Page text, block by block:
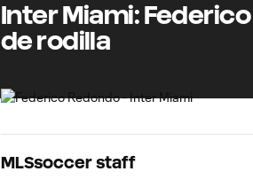
Inter Miami:
de rodilla
MLSsoccer staff